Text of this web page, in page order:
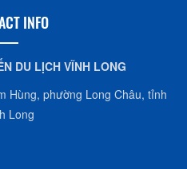
INFO
DU LỊCH VĨNH LONG
Hùng, phường Long Châu, tỉnh
Long